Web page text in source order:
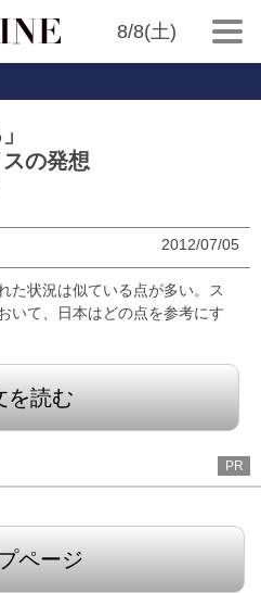
8/8(土)
の発想
2012/07/05
た状況は似ている点が多い。ス
いて、日本はどの点を参考にす
を読む
PR
ページ